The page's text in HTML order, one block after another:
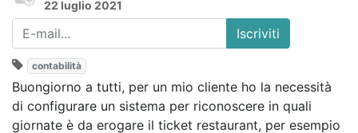
22 luglio 2021
Iscriviti
contabilità
Buongiorno a tutti, per un mio cliente ho la necessità
di configurare un sistema per riconoscere in quali
giornate è da erogare il ticket restaurant, per esempio